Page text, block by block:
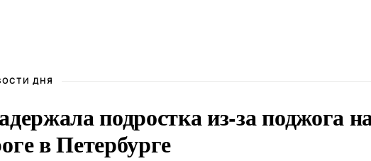
ДНЯ
подростка из-за поджога
в Петербурге